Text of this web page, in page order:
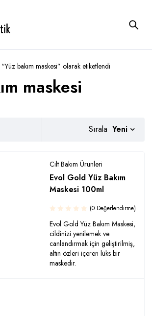
bakım maskesi” olarak etiketlendi
maskesi
Sırala Yeni
Cilt Bakım Ürünleri
Evol Gold Yüz Bakım
Maskesi 100ml
(0 Değerlendirme)
Evol Gold Yüz Bakım Maskesi,
cildinizi yenilemek ve
canlandırmak için geliştirilmiş,
altın özleri içeren lüks bir
maskedir.